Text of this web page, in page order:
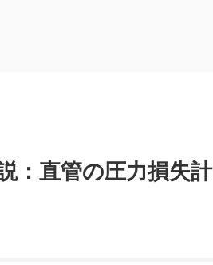
：直管の圧力損失計